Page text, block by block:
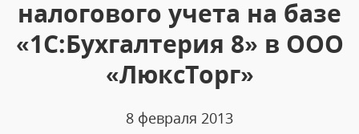
налогового учета на базе
«1С:Бухгалтерия 8» в ООО
«ЛюксТорг»
8 февраля 2013